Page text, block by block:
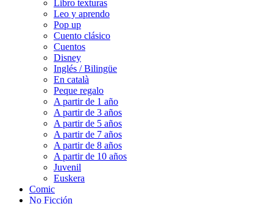
Libro texturas
Leo y aprendo
Pop up
Cuento clásico
Cuentos
Disney
Inglés / Bilingüe
En català
Peque regalo
A partir de 1 año
A partir de 3 años
A partir de 5 años
A partir de 7 años
A partir de 8 años
A partir de 10 años
Juvenil
Euskera
Comic
No Ficción